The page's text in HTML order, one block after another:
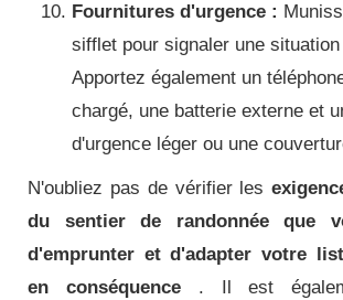
Fournitures d'urgence :
sifflet pour signaler une
Apportez également un
chargé, une batterie externe et
d'urgence léger ou une
N'oubliez pas de vérifier les
du sentier de randonnée que
d'emprunter et d'adapter votre
en conséquence. Il est